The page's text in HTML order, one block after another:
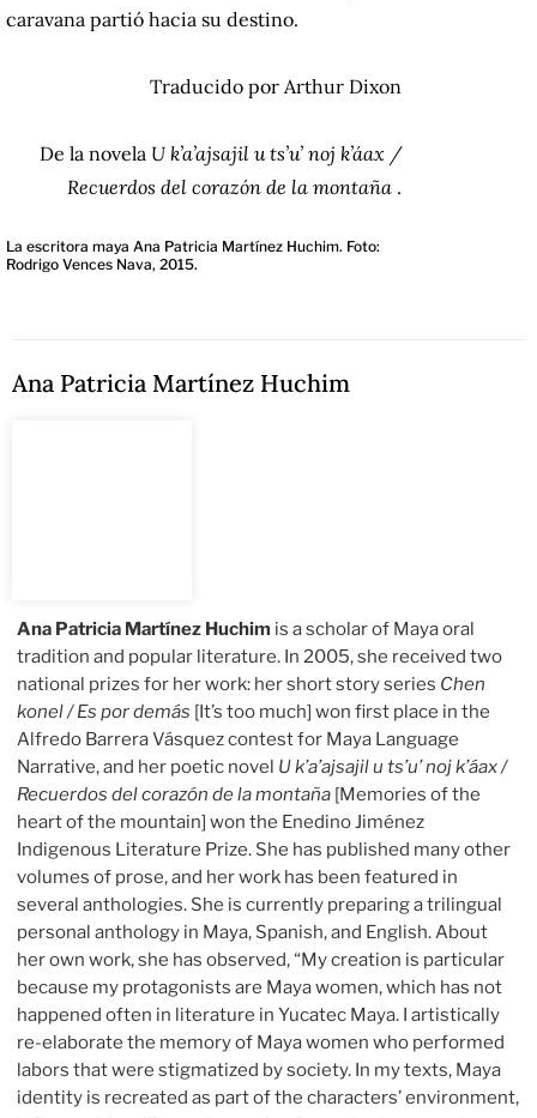
caravana partió hacia su destino.
Traducido por Arthur Dixon
De la novela U k’a’ajsajil u ts’u’ noj k’áax /
Recuerdos del corazón de la montaña .
La escritora maya Ana Patricia Martínez Huchim. Foto:
Rodrigo Vences Nava, 2015.
Ana Patricia Martínez Huchim
Ana Patricia Martínez Huchim is a scholar of Maya oral
tradition and popular literature. In 2005, she received two
national prizes for her work: her short story series Chen
konel / Es por demás [It’s too much] won first place in the
Alfredo Barrera Vásquez contest for Maya Language
Narrative, and her poetic novel U k’a’ajsajil u ts’u’ noj k’áax /
Recuerdos del corazón de la montaña [Memories of the
heart of the mountain] won the Enedino Jiménez
Indigenous Literature Prize. She has published many other
volumes of prose, and her work has been featured in
several anthologies. She is currently preparing a trilingual
personal anthology in Maya, Spanish, and English. About
her own work, she has observed, “My creation is particular
because my protagonists are Maya women, which has not
happened often in literature in Yucatec Maya. I artistically
re-elaborate the memory of Maya women who performed
labors that were stigmatized by society. In my texts, Maya
identity is recreated as part of the characters’ environment,